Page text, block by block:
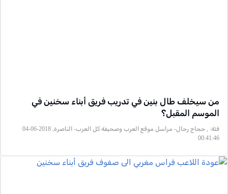
من سيخلف طال بنين في تدريب فريق أبناء سخنين في
الموسم المقبل؟
فئة:
, حجاج رحال- مراسل موقع العرب وصحيفة كل العرب- الناصرة, 2018-06-04
00:41:46